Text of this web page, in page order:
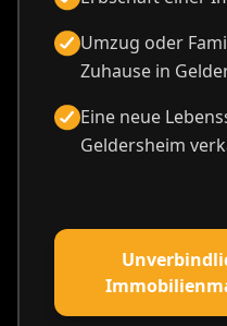
Umzug oder
Zuhause in
Eine neue
Geldersheim